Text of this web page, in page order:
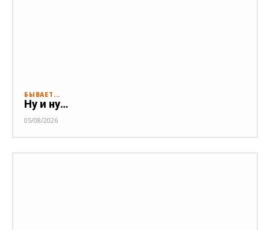
БЫВАЕТ...
Ну и ну…
05/08/2026